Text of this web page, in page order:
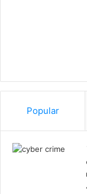
Popular